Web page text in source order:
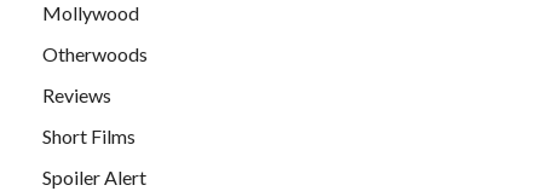
Mollywood
Otherwoods
Reviews
Short Films
Spoiler Alert